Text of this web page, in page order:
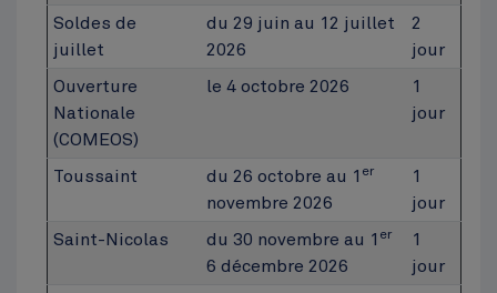
Soldes de
juillet
du 29 juin au 12 juillet
2026
2
jour
Ouverture
Nationale
(COMEOS)
le 4 octobre 2026
1
jour
Toussaint du 26 octobre au 1 er
novembre 2026
1
jour
Saint-Nicolas du 30 novembre au 1 er
6 décembre 2026
1
jour